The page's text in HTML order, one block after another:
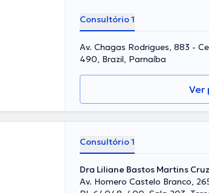
Consultório 1
Av. Chagas Rodrigues, 883 -
490, Brazil, Parnaíba
Ver
Consultório 1
Dra Liliane Bastos Martins Cruz
Av. Homero Castelo Branco,